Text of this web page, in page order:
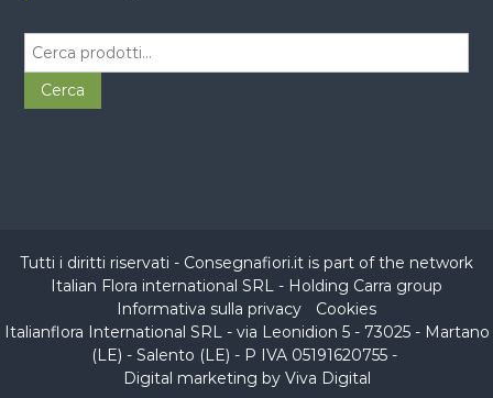
c
Cerca
Tutti i diritti riservati - Consegnafiori.it is part of the network
Italian Flora international SRL - Holding Carra group
Informativa sulla privacy
Cookies
Italianflora International SRL - via Leonidion 5 - 73025 - Martano
(LE) - Salento (LE) - P IVA 05191620755 -
Digital marketing by Viva Digital